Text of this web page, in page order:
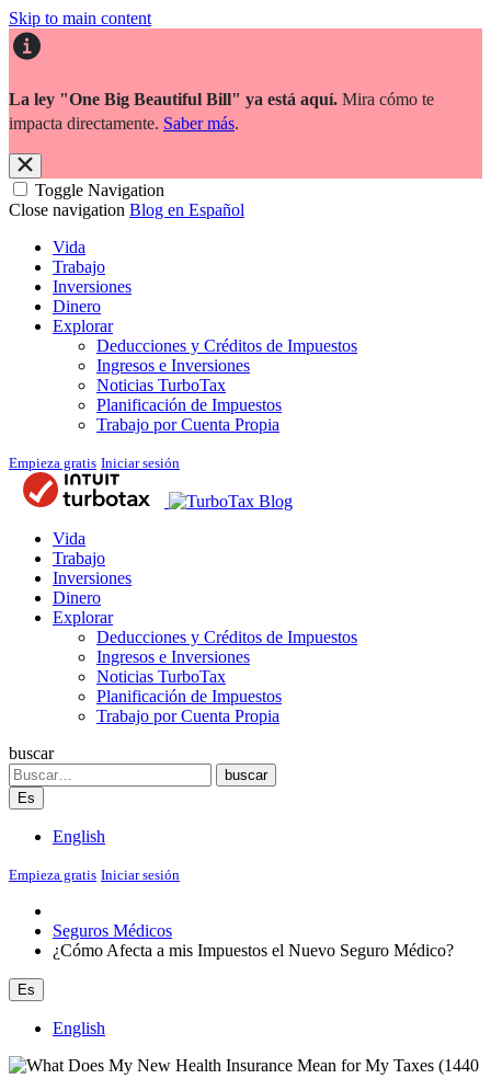
Skip to main content
La ley "One Big Beautiful Bill" ya está aquí. Mira cómo te
impacta directamente. Saber más.
Toggle Navigation
Close navigation Blog en Español
Vida
Trabajo
Inversiones
Dinero
Explorar
Deducciones y Créditos de Impuestos
Ingresos e Inversiones
Noticias TurboTax
Planificación de Impuestos
Trabajo por Cuenta Propia
Empieza gratis Iniciar sesión
Blog
Vida
Trabajo
Inversiones
Dinero
Explorar
Deducciones y Créditos de Impuestos
Ingresos e Inversiones
Noticias TurboTax
Planificación de Impuestos
Trabajo por Cuenta Propia
buscar
Search
buscar
Es
English
Empieza gratis Iniciar sesión
Seguros Médicos
¿Cómo Afecta a mis Impuestos el Nuevo Seguro Médico?
Es
English